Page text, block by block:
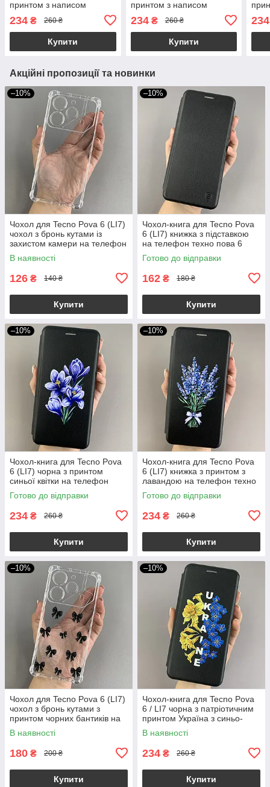
принтом з написом
Україна на техно пова 3
чорна q04j
234 ₴ 260 ₴
Купити
принтом з написом
Україна на техно пова 4
чорна q04j
234₴ 260 ₴
Купити
234
Акційні пропозиції та новинки
–10%
Чохол для Tecno Pova 6 (LI7)
чохол з бронь кутами із
захистом камери на телефон
техно пова 6 прозорий ttp
В наявності
126 ₴ 140 ₴
Купити
–10%
Чохол-книга для Tecno Pova
6 (LI7) книжка з підставкою
на телефон техно пова 6
чорна stn
Готово до відправки
162 ₴ 180 ₴
Купити
–10%
Чохол-книга для Tecno Pova
6 (LI7) чорна з принтом
синьої квітки на телефон
техно пова 6 q06r
Готово до відправки
234 ₴ 260 ₴
Купити
–10%
Чохол-книга для Tecno Pova
6 (LI7) книжка з принтом з
лавандою на телефон техно
пова 6 чорна q07w
Готово до відправки
234 ₴ 260 ₴
Купити
–10%
Чохол для Tecno Pova 6 (LI7)
чохол з бронь кутами з
принтом чорних бантиків на
техно пова 6 прозорий q03v
В наявності
180 ₴ 200 ₴
Купити
–10%
Чохол-книга для Tecno Pova
6 / LI7 чорна з патріотичним
принтом Україна з синьо-
жовтими квіточками q09p
В наявності
234 ₴ 260 ₴
Купити